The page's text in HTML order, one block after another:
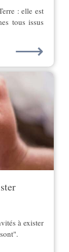
: elle est
tous issus
⟶
à exister
ils sont".